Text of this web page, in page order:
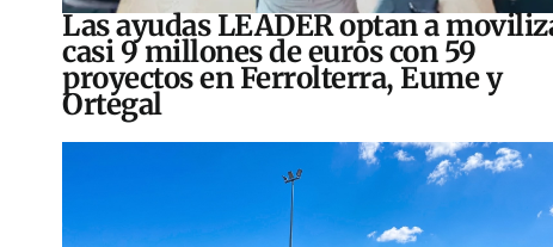
Las ayudas LEADER optan a
casi 9 millones de euros con 59
proyectos en Ferrolterra, Eume y
Ortegal